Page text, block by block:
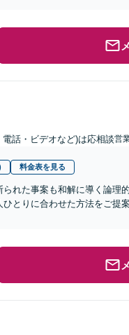
話・ビデオなど)は応相談営
料金表を見る
れた事案も和解に導く論理
とりに合わせた方法をご提